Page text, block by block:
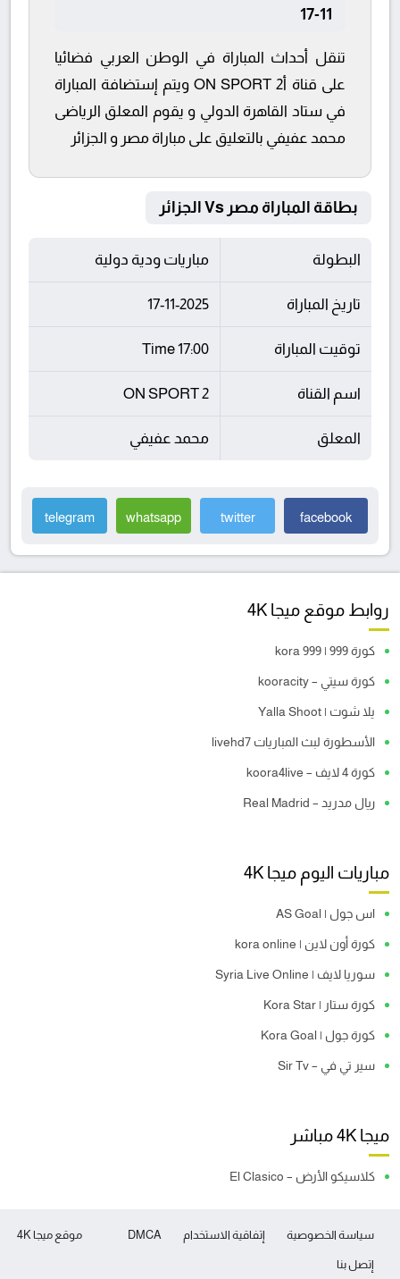
11-17
تنقل أحداث المباراة في الوطن العربي فضائيا
على قناة أON SPORT 2 ويتم إستضافة المباراة
في ستاد القاهرة الدولي و يقوم المعلق الرياضى
محمد عفيفي بالتعليق على مباراة مصر و الجزائر
بطاقة المباراة مصر Vs الجزائر
البطولة مباريات ودية دولية
تاريخ المباراة 17-11-2025
توقيت المباراة 17:00 Time
اسم القناة ON SPORT 2
المعلق محمد عفيفي
facebook
twitter
whatsapp
telegram
روابط موقع ميجا 4K
كورة 999 | kora 999
كورة سيتي – kooracity
يلا شوت | Yalla Shoot
الأسطورة لبث المباريات livehd7
كورة 4 لايف – koora4live
ريال مدريد – Real Madrid
مباريات اليوم ميجا 4K
اس جول | AS Goal
كورة أون لاين | kora online
سوريا لايف | Syria Live Online
كورة ستار | Kora Star
كورة جول | Kora Goal
سير تي في – Sir Tv
ميجا 4K مباشر
كلاسيكو الأرض – El Clasico
موقع ميجا 4K سياسة الخصوصية إتفاقية الاستخدام DMCA
إتصل بنا